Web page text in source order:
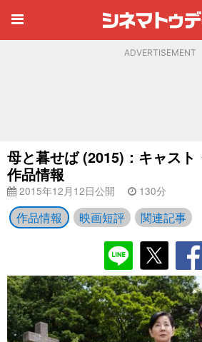
ADVERTISEMENT
母と暮せば (2015)：キャスト
作品情報
2015年12月12日公開 130分
作品情報 映画短評 関連記事